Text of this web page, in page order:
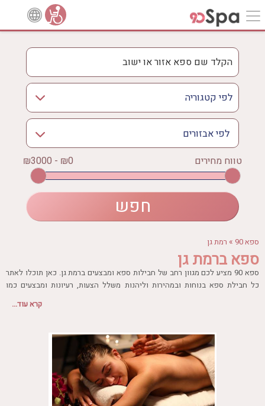
לפי אבזורים
אירוודה
ארוחה
בריכה חיצונית
ג'קוזי פרטי
חדר כושר
חמאם טורקי
סאונה רטובה
סאונה יבשה
סוויטה
עיסוי אבנים חמות
טווח מחירים ₪0 - ₪3000
ספא 90 » רמת גן
ספא ברמת גן
ספא 90 מציע לכם מגוון רחב של חבילות ספא ומבצעים ברמת גן. כאן תוכלו לאתר
כל חבילת ספא בנוחות ובמהירות וליהנות משלל הצעות, רעיונות ומבצעים כמו
רווקים/רווקות, הנחות בלעדיות לחברי מועדון, מסאז'ים ייחודיים בסגנונות שונים
קרא עוד...